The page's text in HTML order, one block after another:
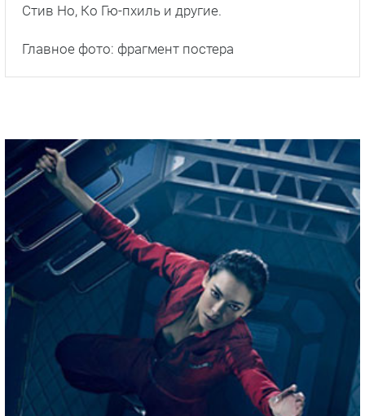
Стив Но, Ко Гю-пхиль и другие.
Главное фото: фрагмент постера